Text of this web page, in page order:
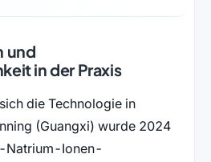
und
in der Praxis
die Technologie in
(Guangxi) wurde 2024
Natrium-Ionen-